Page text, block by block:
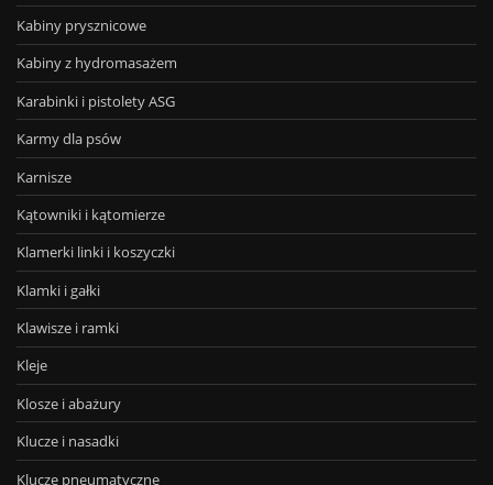
Kabiny prysznicowe
Kabiny z hydromasażem
Karabinki i pistolety ASG
Karmy dla psów
Karnisze
Kątowniki i kątomierze
Klamerki linki i koszyczki
Klamki i gałki
Klawisze i ramki
Kleje
Klosze i abażury
Klucze i nasadki
Klucze pneumatyczne